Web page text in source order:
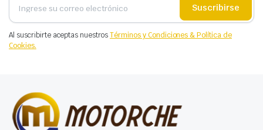
Suscribirse
Al suscribirte aceptas nuestrosTérminos y Condiciones & Política de
Cookies.